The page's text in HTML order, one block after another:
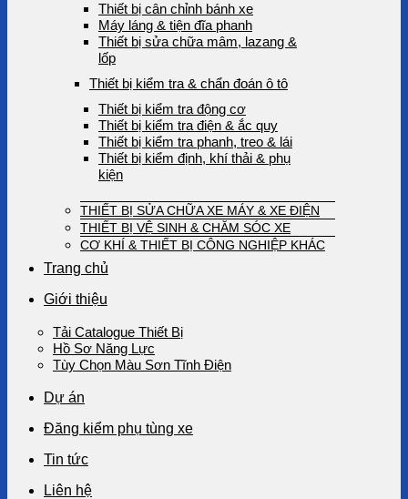
Thiết bị cân chỉnh bánh xe
Máy láng & tiện đĩa phanh
Thiết bị sửa chữa mâm, lazang &
lốp
Thiết bị kiểm tra & chẩn đoán ô tô
Thiết bị kiểm tra động cơ
Thiết bị kiểm tra điện & ắc quy
Thiết bị kiểm tra phanh, treo & lái
Thiết bị kiểm định, khí thải & phụ
kiện
THIẾT BỊ SỬA CHỮA XE MÁY & XE ĐIỆN
THIẾT BỊ VỆ SINH & CHĂM SÓC XE
CƠ KHÍ & THIẾT BỊ CÔNG NGHIỆP KHÁC
Trang chủ
Giới thiệu
Tải Catalogue Thiết Bị
Hồ Sơ Năng Lực
Tùy Chọn Màu Sơn Tĩnh Điện
Dự án
Đăng kiểm phụ tùng xe
Tin tức
Liên hệ